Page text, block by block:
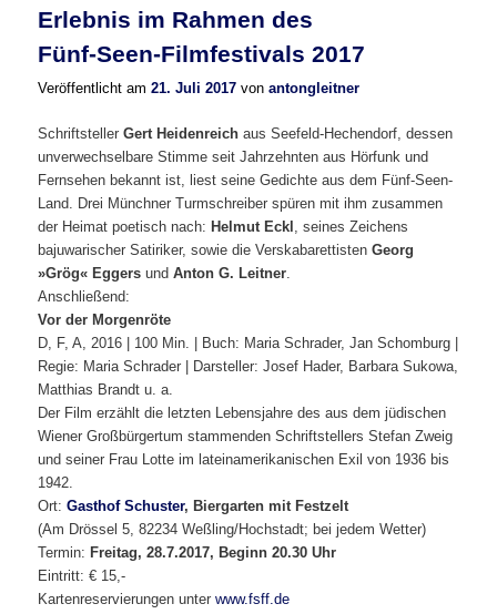
Erlebnis im Rahmen des
Fünf-Seen-Filmfestivals 2017
Veröffentlicht am21. Juli 2017 vonantongleitner
SchriftstellerGert Heidenreich aus Seefeld-Hechendorf, dessen
unverwechselbare Stimme seit Jahrzehnten aus Hörfunk und
Fernsehen bekannt ist, liest seine Gedichte aus dem Fünf-Seen-
Land. Drei Münchner Turmschreiber spüren mit ihm zusammen
der Heimat poetisch nach:Helmut Eckl , seines Zeichens
bajuwarischer Satiriker, sowie die VerskabarettistenGeorg
»Grög« Eggers undAnton G. Leitner
Anschließend:
Vor der Morgenröte
D, F, A, 2016 | 100 Min. | Buch: Maria Schrader, Jan Schomburg |
Regie: Maria Schrader | Darsteller: Josef Hader, Barbara Sukowa,
Matthias Brandt u. a.
Der Film erzählt die letzten Lebensjahre des aus dem jüdischen
Wiener Großbürgertum stammenden Schriftstellers Stefan Zweig
und seiner Frau Lotte im lateinamerikanischen Exil von 1936 bis
1942.
Ort:Gasthof Schuster, Biergarten mit Festzelt
(Am Drössel 5, 82234 Weßling/Hochstadt; bei jedem Wetter)
Termin:Freitag, 28.7.2017, Beginn 20.30 Uhr
Eintritt: € 15,-
Kartenreservierungen unterwww.fsff.de